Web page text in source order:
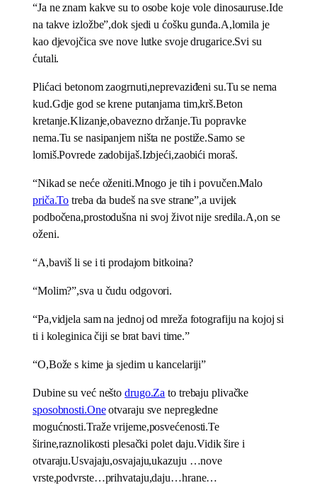
“Ja ne znam kakve su to osobe koje vole dinosauruse.Ide
na takve izložbe”,dok sjedi u ćošku gunđa.A,lomila je
kao djevojčica sve nove lutke svoje drugarice.Svi su
ćutali.
Plićaci betonom zaogrnuti,neprevaziđeni su.Tu se nema
kud.Gdje god se krene putanjama tim,krš.Beton
kretanje.Klizanje,obavezno držanje.Tu popravke
nema.Tu se nasipanjem ništa ne postiže.Samo se
lomiš.Povrede zadobijaš.Izbjeći,zaobići moraš.
“Nikad se neće oženiti.Mnogo je tih i povučen.Malo
priča.To treba da budeš na sve strane”,a uvijek
podbočena,prostodušna ni svoj život nije sredila.A,on se
oženi.
“A,baviš li se i ti prodajom bitkoina?
“Molim?”,sva u čudu odgovori.
“Pa,vidjela sam na jednoj od mreža fotografiju na kojoj si
ti i koleginica čiji se brat bavi time.”
“O,Bože s kime ja sjedim u kancelariji”
Dubine su već neštodrugo.Za to trebaju plivačke
sposobnosti.Oneotvaraju sve nepregledne
mogućnosti.Traže vrijeme,posvećenosti.Te
širine,raznolikosti plesački polet daju.Vidik šire i
otvaraju.Usvajaju,osvajaju,ukazuju …nove
vrste,podvrste…prihvataju,daju…hrane…